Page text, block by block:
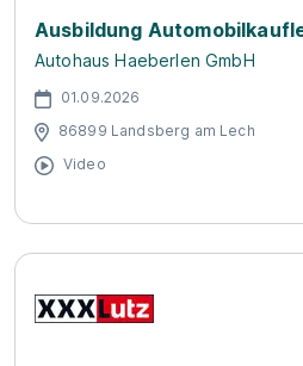
Ausbildung
Autohaus Haeberlen GmbH
01.09.2026
86899 Landsberg am Lech
Video